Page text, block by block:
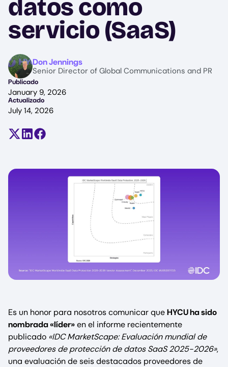
datos como
servicio (SaaS)
ImageDon Jennings
Senior Director of Global Communications and PR
Publicado
January 9, 2026
Actualizado
July 14, 2026
Compartir en X (antes Twitter)
Compartir en LinkedIn
Compartir en Facebook
Es un honor para nosotros comunicar queHYCU ha sido
nombrada «líder»en el informe recientemente
publicado «IDC MarketScape: Evaluación mundial de
proveedores de protección de datos SaaS 2025-2026»,
una evaluación de seis destacados proveedores de